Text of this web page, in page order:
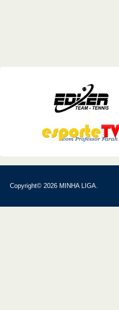
Copyright© 2026 MINHA LIGA.